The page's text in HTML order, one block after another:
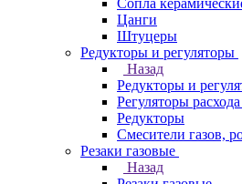
Сопла
Цанги
Штуцеры
Редукторы и регуляторы
Назад
Редукторы и
Регуляторы расхода
Редукторы
Смесители газов,
Резаки газовые
Назад